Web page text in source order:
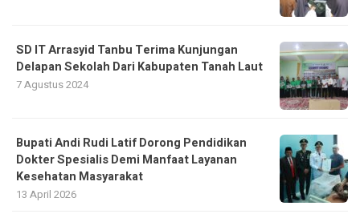
SD IT Arrasyid Tanbu Terima Kunjungan
Delapan Sekolah Dari Kabupaten Tanah Laut
7 Agustus 2024
Bupati Andi Rudi Latif Dorong Pendidikan
Dokter Spesialis Demi Manfaat Layanan
Kesehatan Masyarakat
13 April 2026